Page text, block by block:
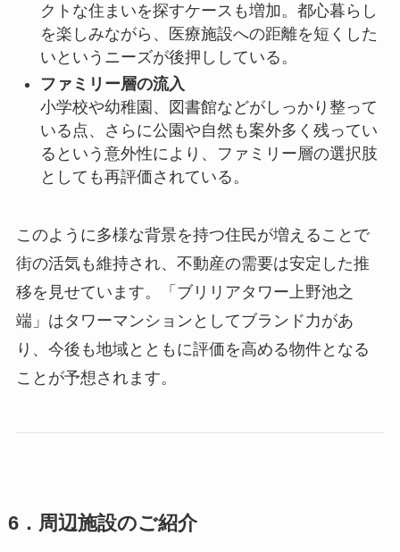
クトな住まいを探すケースも増加。都心暮らし
を楽しみながら、医療施設への距離を短くした
いというニーズが後押ししている。
ファミリー層の流入
小学校や幼稚園、図書館などがしっかり整って
いる点、さらに公園や自然も案外多く残ってい
るという意外性により、ファミリー層の選択肢
としても再評価されている。
このように多様な背景を持つ住民が増えることで
街の活気も維持され、不動産の需要は安定した推
移を見せています。「ブリリアタワー上野池之
端」はタワーマンションとしてブランド力があ
り、今後も地域とともに評価を高める物件となる
ことが予想されます。
6．周辺施設のご紹介